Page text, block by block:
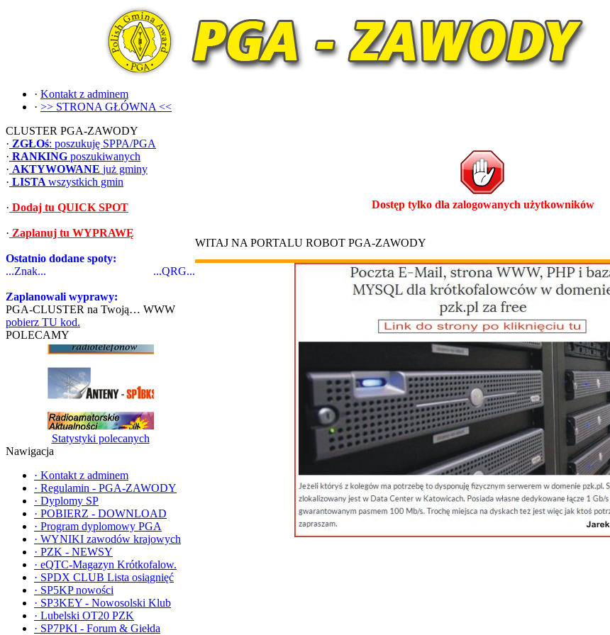
· Kontakt z adminem
· >> STRONA GŁÓWNA <<
CLUSTER PGA-ZAWODY
· ZGŁOś: poszukuję SPPA/PGA
· RANKING poszukiwanych
· AKTYWOWANE już gminy
· LISTA wszystkich gmin
· Dodaj tu QUICK SPOT
· Zaplanuj tu WYPRAWĘ
Ostatnio dodane spoty:
...Znak...
...QRG...
Zaplanowali wyprawy:
PGA-CLUSTER na Twoją… WWW
pobierz TU kod.
POLECAMY
Statystyki polecanych
Nawigacja
· Kontakt z adminem
· Regulamin - PGA-ZAWODY
· Dyplomy SP
· POBIERZ - DOWNLOAD
· Program dyplomowy PGA
· WYNIKI zawodów krajowych
· PZK - NEWSY
· eQTC-Magazyn Krótkofalow.
· SPDX CLUB Lista osiągnięć
· SP5KP nowości
· SP3KEY - Nowosolski Klub
· Lubelski OT20 PZK
· SP7PKI - Forum & Giełda
Dostęp tylko dla zalogowanych użytkowników
WITAJ NA PORTALU ROBOT PGA-ZAWODY